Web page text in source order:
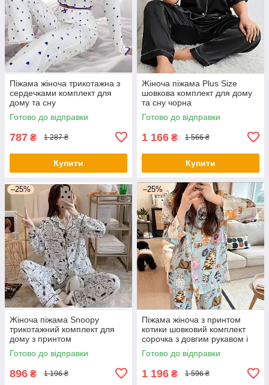
Піжама жіноча трикотажна з
сердечками комплект для
дому та сну
Готово до відправки
787 ₴ 1 287 ₴
Купити
Жіноча піжама Plus Size
шовкова комплект для дому
та сну чорна
Готово до відправки
1 166 ₴ 1 566 ₴
Купити
–25%
Жіноча піжама Snoopy
трикотажний комплект для
дому з принтом
Готово до відправки
896 ₴ 1 196 ₴
–25%
Піжама жіноча з принтом
котики шовковий комплект
сорочка з довгим рукавом і
штани
Готово до відправки
1 196 ₴ 1 596 ₴